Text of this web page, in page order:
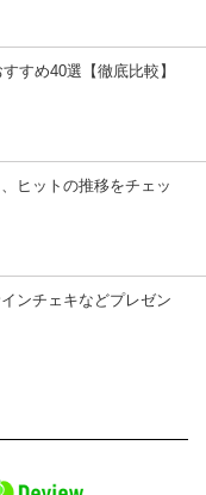
すめ40選【徹底比較】
ヒットの推移をチェッ
ンチェキなどプレゼン